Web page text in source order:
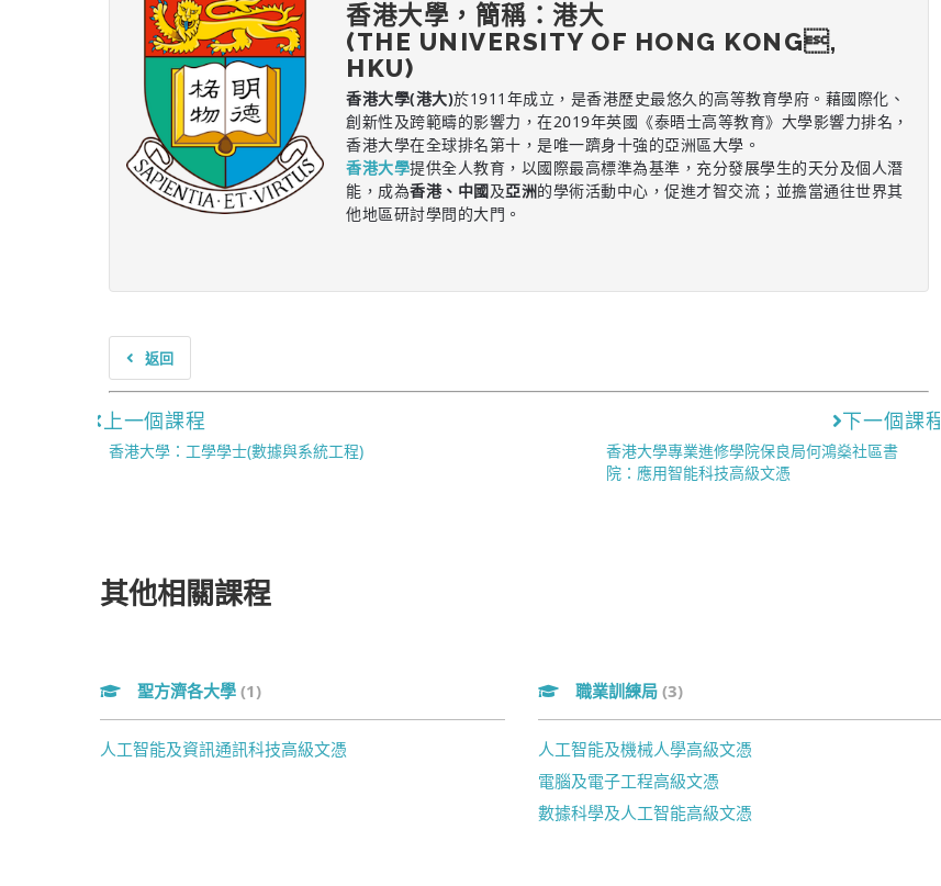
香港大學，簡稱：港大
(THE UNIVERSITY OF HONG KONG,
HKU)
香港大學(港大)於1911年成立，是香港歷史最悠久的高等教育學府。藉國際化、
創新性及跨範疇的影響力，在2019年英國《泰晤士高等教育》大學影響力排名，
香港大學在全球排名第十，是唯一躋身十強的亞洲區大學。
香港大學提供全人教育，以國際最高標準為基準，充分發展學生的天分及個人潛
能，成為香港、中國及亞洲的學術活動中心，促進才智交流；並擔當通往世界其
他地區研討學問的大門。
返回
上一個課程
香港大學：工學學士(數據與系統工程)
下一個課程
香港大學專業進修學院保良局何鴻燊社區書
院：應用智能科技高級文憑
其他相關課程
聖方濟各大學 (1)
人工智能及資訊通訊科技高級文憑
職業訓練局 (3)
人工智能及機械人學高級文憑
電腦及電子工程高級文憑
數據科學及人工智能高級文憑